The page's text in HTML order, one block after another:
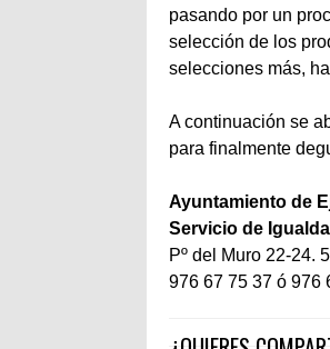
pasando por un
selección de los
selecciones más,
A continuación se
para finalmente
Ayuntamiento de
Servicio de
Pº del Muro 22-24.
976 67 75 37 ó 976